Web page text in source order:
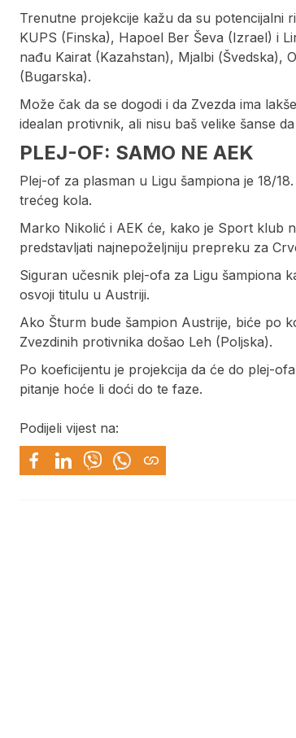
Trenutne projekcije kažu da su potencijalni
KUPS (Finska), Hapoel Ber Ševa (Izrael) i
nađu Kairat (Kazahstan), Mjalbi (Švedska),
(Bugarska).
Može čak da se dogodi i da Zvezda ima
idealan protivnik, ali nisu baš velike šanse
PLEJ-OF: SAMO NE AEK
Plej-of za plasman u Ligu šampiona je 18/
trećeg kola.
Marko Nikolić i AEK će, kako je Sport klub
predstavljati najnepoželjniju prepreku za
Siguran učesnik plej-ofa za Ligu šampiona
osvoji titulu u Austriji.
Ako Šturm bude šampion Austrije, biće po
Zvezdinih protivnika došao Leh (Poljska).
Po koeficijentu je projekcija da će do plej-
pitanje hoće li doći do te faze.
Podijeli vijest na: